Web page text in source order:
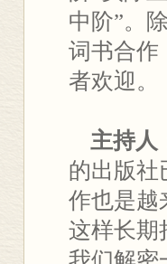
中阶”。
词书合作
者欢迎。
主持人
的出版社
作也是越
这样长期